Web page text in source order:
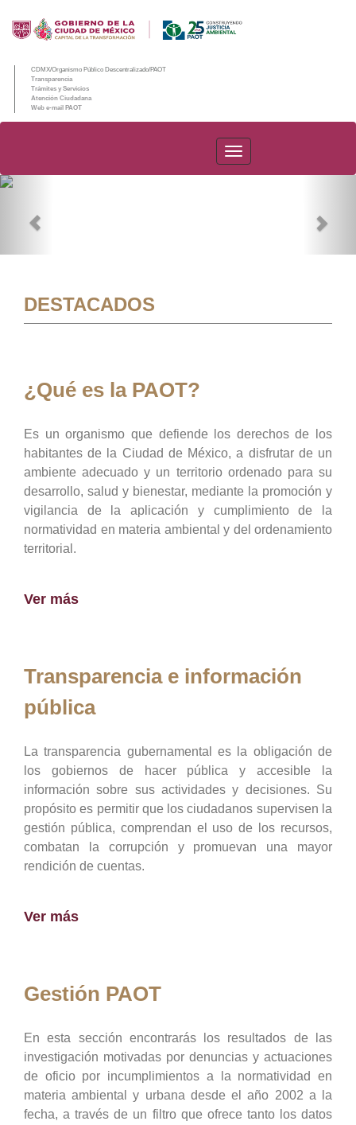
CDMX/Organismo Público Descentralizado/PAOT
Transparencia
Trámites y Servicios
Atención Ciudadana
Web e-mail PAOT
PAOT
DESTACADOS
¿Qué es la PAOT?
Es un organismo que defiende los derechos de los
habitantes de la Ciudad de México, a disfrutar de un
ambiente adecuado y un territorio ordenado para su
desarrollo, salud y bienestar, mediante la promoción y
vigilancia de la aplicación y cumplimiento de la
normatividad en materia ambiental y del ordenamiento
territorial.
Ver más
Transparencia e información
pública
La transparencia gubernamental es la obligación de
los gobiernos de hacer pública y accesible la
información sobre sus actividades y decisiones. Su
propósito es permitir que los ciudadanos supervisen la
gestión pública, comprendan el uso de los recursos,
combatan la corrupción y promuevan una mayor
rendición de cuentas.
Ver más
Gestión PAOT
En esta sección encontrarás los resultados de las
investigación motivadas por denuncias y actuaciones
de oficio por incumplimientos a la normatividad en
materia ambiental y urbana desde el año 2002 a la
fecha, a través de un filtro que ofrece tanto los datos